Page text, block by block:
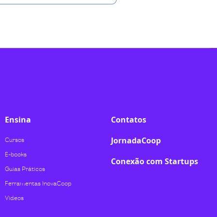
Ensina
Cursos
E-books
Guias Práticos
Ferramentas InovaCoop
Videos
Contatos
JornadaCoop
Conexão com Startups